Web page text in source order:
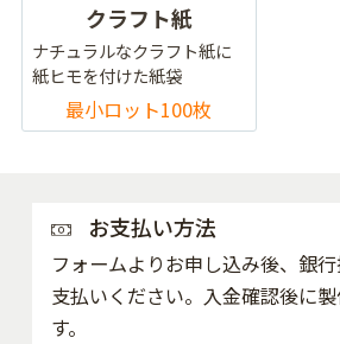
クラフト紙
ナチュラルなクラフト紙に
紙ヒモを付けた紙袋
最小ロット100枚
お支払い方法
フォームよりお申し込み後、銀
支払いください。入金確認後に
す。